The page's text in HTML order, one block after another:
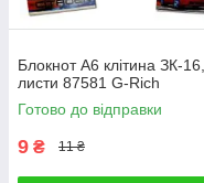
Блокнот А6 клітина ЗК-
листи 87581 G-Rich
Готово до відправки
9 ₴ 11 ₴